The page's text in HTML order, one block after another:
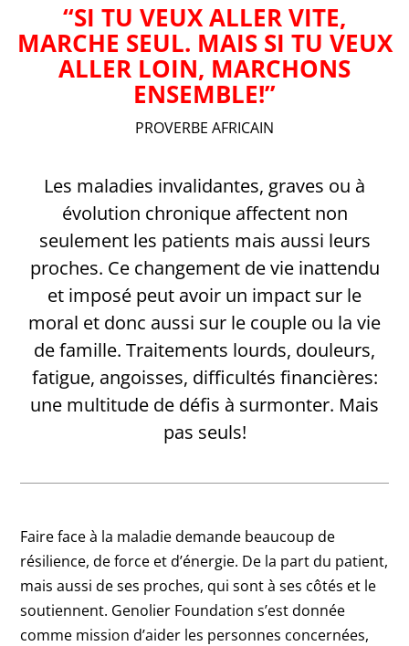
“SI TU VEUX ALLER VITE,
MARCHE SEUL. MAIS SI TU VEUX
ALLER LOIN, MARCHONS
ENSEMBLE!”
PROVERBE AFRICAIN
Les maladies invalidantes, graves ou à
évolution chronique affectent non
seulement les patients mais aussi leurs
proches. Ce changement de vie inattendu
et imposé peut avoir un impact sur le
moral et donc aussi sur le couple ou la vie
de famille. Traitements lourds, douleurs,
fatigue, angoisses, difficultés financières:
une multitude de défis à surmonter. Mais
pas seuls!
Faire face à la maladie demande beaucoup de
résilience, de force et d’énergie. De la part du patient,
mais aussi de ses proches, qui sont à ses côtés et le
soutiennent. Genolier Foundation s’est donnée
comme mission d’aider les personnes concernées,